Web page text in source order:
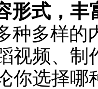
形式，丰
种多样的
视频、
你选择哪